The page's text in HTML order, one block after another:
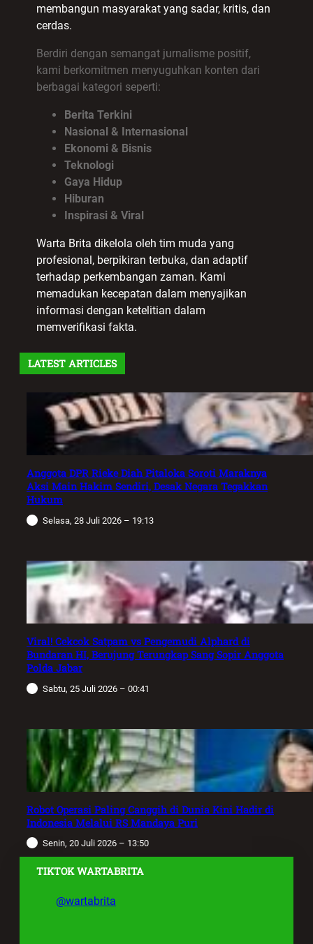
membangun masyarakat yang sadar, kritis, dan
cerdas.
Berdiri dengan semangat jurnalisme positif,
kami berkomitmen menyuguhkan konten dari
berbagai kategori seperti:
Berita Terkini
Nasional & Internasional
Ekonomi & Bisnis
Teknologi
Gaya Hidup
Hiburan
Inspirasi & Viral
Warta Brita dikelola oleh tim muda yang
profesional, berpikiran terbuka, dan adaptif
terhadap perkembangan zaman. Kami
memadukan kecepatan dalam menyajikan
informasi dengan ketelitian dalam
memverifikasi fakta.
LATEST ARTICLES
Anggota DPR Rieke Diah Pitaloka Soroti Maraknya
Aksi Main Hakim Sendiri, Desak Negara Tegakkan
Hukum
Selasa, 28 Juli 2026 – 19:13
Viral! Cekcok Satpam vs Pengemudi Alphard di
Bundaran HI, Berujung Terungkap Sang Sopir Anggota
Polda Jabar
Sabtu, 25 Juli 2026 – 00:41
Robot Operasi Paling Canggih di Dunia Kini Hadir di
Indonesia Melalui RS Mandaya Puri
Senin, 20 Juli 2026 – 13:50
TIKTOK WARTABRITA
@wartabrita